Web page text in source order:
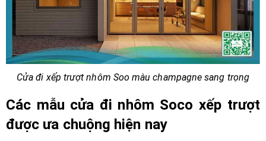
Cửa đi xếp trượt nhôm Soo màu champagne sang trọng
Các mẫu cửa đi nhôm Soco xếp trượt
được ưa chuộng hiện nay